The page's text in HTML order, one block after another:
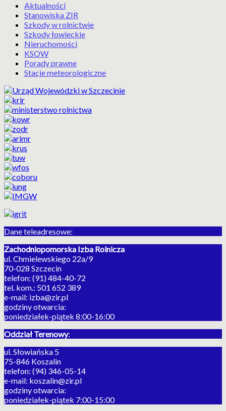
Aktualności
Stanowiska ZIR
Szkody w rolnictwie
Szkody łowieckie
Nieruchomości
KSOW
Porady prawne
Stacje meteorologiczne
Dane teleadresowe:
Zachodniopomorska Izba Rolnicza
ul. Chmielewskiego 22a/9
70-028 Szczecin
telefon: (91) 484-40-72
tel. kom.: 501 652 389
e-mail: izba@zir.pl
godziny otwarcia:
poniedziałek-piątek 8:00-16:00
Oddział Terenowy:
ul. Słowiańska 5
75-846 Koszalin
telefon: (94) 346-05-14
e-mail: koszalin@zir.pl
godziny otwarcia:
poniedziałek-piątek 7:00-15:00